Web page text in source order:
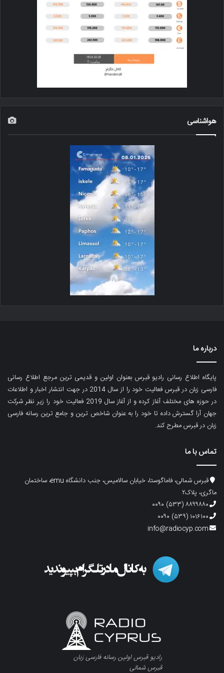
هواشناسی
درباره ما
پایگاه اطلاع رسانی رادیو قبرس بعنوان اولین و قدیمی ترین مرجع اطلاع رسانی
فارسی زبان در قبرس فعالیت خود را از سال 2014 در جهت انتشار اخبار و اطلاعات
در حوزه های مختلف آغاز کرده و از آغاز سال 2019 فعالیت خود را زیر نظر شرکت
جهان آرا گسترش داده تا خود را به عنوان شاخص ترین و جامع ترین رسانه فارسی
زبان در قبرس مطرح کند.
تماس با ما
قبرس شمالی، فاماگوستا، خیابان سالامیس، جنب دانشگاه emu، ساختمان
ماگری، پلاک۲
۸۸۹۹۸۸۰ (۵۳۳) ۰۰۹۰
۱۰۱۶۱۰۰ (۵۳۹) ۰۰۹۰
info@radiocyp.com
رادیو قبرس اولین رسانه فارسی زبان
قبرس شمالی